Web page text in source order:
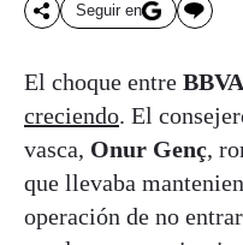
Seguir en
El choque entre BBVA
creciendo. El
vasca, Onur Genç,
que llevaba
operación de no